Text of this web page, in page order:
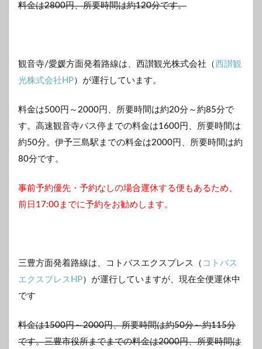
料金は2800円、所要時間は約120分です。
観音寺/愛媛方面発着路線は、西讃観光株式会社（西讃観
光株式会社HP）が運行しています。
料金は500円～2000円、所要時間は約20分～約85分で
す。高速観音寺バス停までの料金は1600円、所要時間は
約50分。伊予三島駅までの料金は2000円、所要時間は約
80分です。
事前予約優先・予約なしの場合運休する便もあるため、
前日17:00までに予約をお勧めします。
三豊方面発着路線は、コトバスエクスプレス（ コトバス
エクスプレスHP）が運行していますが、現在全便運休中
です
料金は1500円～2000円、所要時間は約50分～約115分
です。三豊市役所までまでの料金は2000円、所要時間は